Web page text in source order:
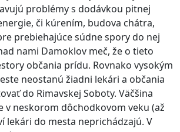
problémy s dodávkou pitnej
či kúrením, budova chátra,
prebiehajúce súdne spory do nej
nami Damoklov meč, že o tieto
občania prídu. Rovnako vysokým
neostanú žiadni lekári a občania
do Rimavskej Soboty. Väčšina
v neskorom dôchodkovom veku (až
lekári do mesta neprichádzajú. V